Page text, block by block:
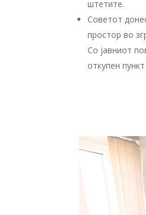
штетите.
Советот
простор во
Со јавниот
откупен